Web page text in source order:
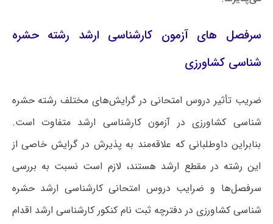
سرفصل های آزمون کارشناسی ارشد رشته حشره
شناسی کشاورزی
ضریب تأثیر دروس امتحانی در گرایش‌های مختلف رشته حشره
شناسی کشاورزی در آزمون کارشناسی ارشد متفاوت است.
بنابراین داوطلبانی که علاقه‌مند به پذیرش در گرایش خاصی از
این رشته در مقطع ارشد هستند، لازم است نسبت به بررسی
سرفصل‌ها و ضرایب دروس امتحانی کارشناسی ارشد حشره
شناسی کشاورزی در دفترچه ثبت نام کنکور کارشناسی ارشد اقدام